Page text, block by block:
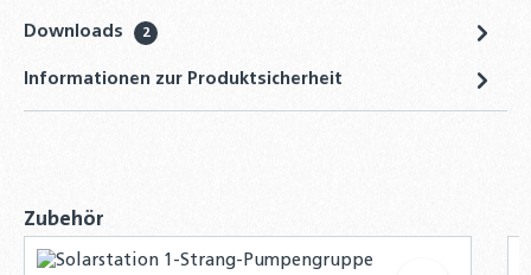
Röhrenkollektoren Fertiggemisch -28°C -
20,90 €
°C
Downloads 2
Informationen zur Produktsicherheit
Produktgalerie überspringen
Zubehör